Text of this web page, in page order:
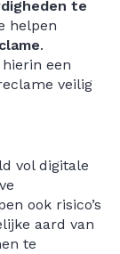
te
helpen
.
een
veilig
vol digitale
ook risico’s
aard van
te